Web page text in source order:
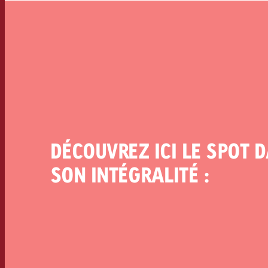
DÉCOUVREZ ICI LE SPOT
SON INTÉGRALITÉ :